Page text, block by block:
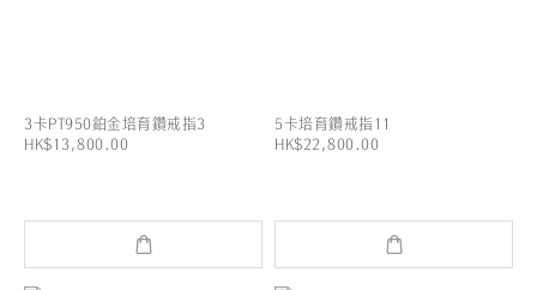
3卡PT950鉑金培育鑽戒指3
HK$13,800.00
5卡培育鑽戒指11
HK$22,800.00